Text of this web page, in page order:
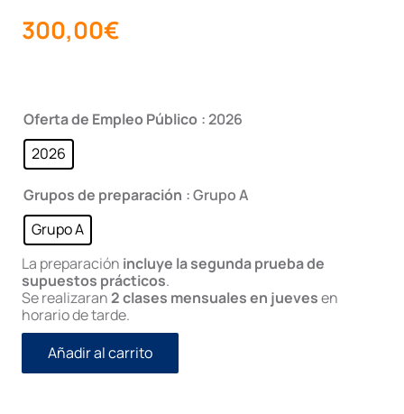
300,00€
Oferta de Empleo Público : 2026
2026
Grupos de preparación : Grupo A
Grupo A
La preparación incluye la segunda prueba de
supuestos prácticos.
Se realizaran2 clases mensuales en juevesen
horario de tarde.
Añadir al carrito